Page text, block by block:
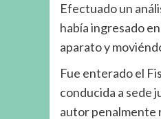
Efectuado un
había ingresado
aparato y
Fue enterado el
conducida a sede
autor penalmente